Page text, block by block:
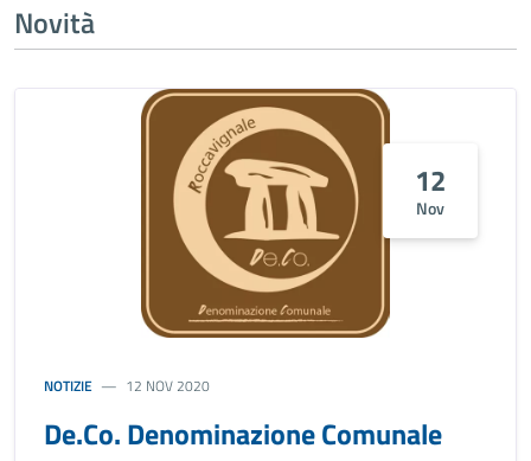
Novità
12
Nov
NOTIZIE 12 NOV 2020
De.Co. Denominazione Comunale